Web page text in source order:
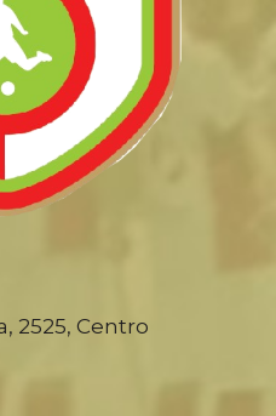
2525, Centro